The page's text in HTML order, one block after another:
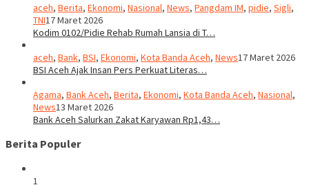
aceh, Berita, Ekonomi, Nasional, News, Pangdam IM, pidie, Sigli,
TNI17 Maret 2026
Kodim 0102/Pidie Rehab Rumah Lansia di T…
aceh, Bank, BSI, Ekonomi, Kota Banda Aceh, News17 Maret 2026
BSI Aceh Ajak Insan Pers Perkuat Literas…
Agama, Bank Aceh, Berita, Ekonomi, Kota Banda Aceh, Nasional,
News13 Maret 2026
Bank Aceh Salurkan Zakat Karyawan Rp1,43…
Berita Populer
1